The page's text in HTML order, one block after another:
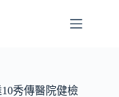
秀傳醫院健檢